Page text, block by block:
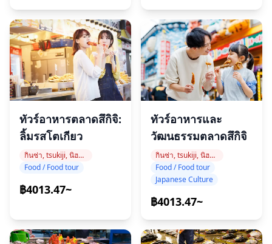
ทัวร์อาหารตลาดสึกิจิ:
ลิ้มรสโตเกียว
กินซ่า, tsukiji, นิฮอนบาชิ
Food / Food tour
฿4013.47~
ทัวร์อาหารและ
วัฒนธรรมตลาดสึกิจิ
กินซ่า, tsukiji, นิฮอนบาชิ
Food / Food tour
Japanese Culture
฿4013.47~